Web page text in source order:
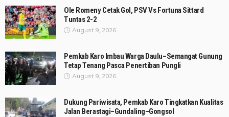
Ole Romeny Cetak Gol, PSV Vs Fortuna Sittard
Tuntas 2-2
August 9, 2026
Pemkab Karo Imbau Warga Daulu–Semangat Gunung
Tetap Tenang Pasca Penertiban Pungli
August 9, 2026
Dukung Pariwisata, Pemkab Karo Tingkatkan Kualitas
Jalan Berastagi–Gundaling–Gongsol